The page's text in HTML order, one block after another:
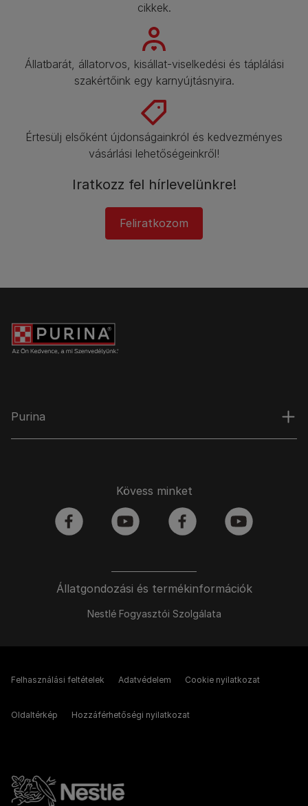
cikkek.​
Állatbarát, állatorvos, kisállat-viselkedési és táplálási
szakértőink egy karnyújtásnyira.​
Értesülj elsőként újdonságainkról és kedvezményes
vásárlási lehetőségeinkről!​
Iratkozz fel hírlevelünkre!​
Feliratkozom
Purina
Állatgondozási és termékinformációk
Nestlé Fogyasztói Szolgálata
Kövess minket
facebook youtube facebook youtube
Felhasználási feltételek Adatvédelem Cookie nyilatkozat
Oldaltérkép Hozzáférhetőségi nyilatkozat